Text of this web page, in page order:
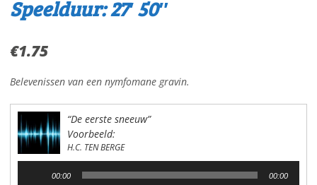
Speelduur: 27′ 50″
€1.75
Belevenissen van een nymfomane gravin.
“De eerste sneeuw”
Voorbeeld:
H.C. TEN BERGE
00:00 00:00